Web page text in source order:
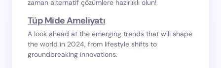
zaman alternatif çözümlere hazırlıklı olun!
Tüp Mide Ameliyatı
A look ahead at the emerging trends that will shape
the world in 2024, from lifestyle shifts to
groundbreaking innovations.